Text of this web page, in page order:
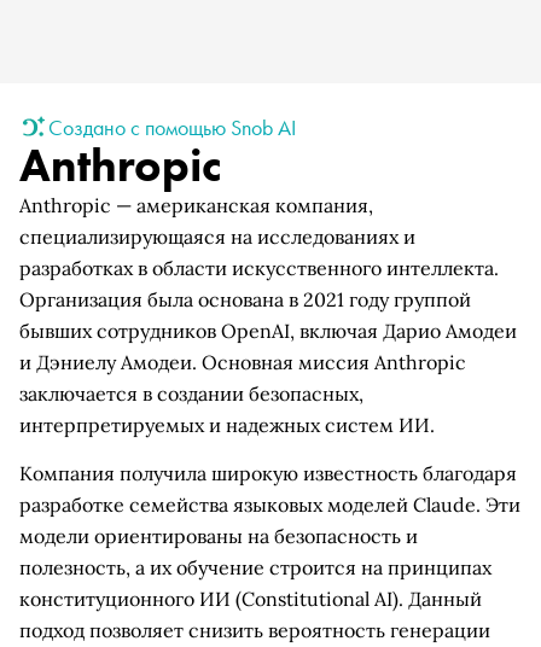
Создано с помощью Snob AI
Anthropic
Anthropic — американская компания,
специализирующаяся на исследованиях и
разработках в области искусственного интеллекта.
Организация была основана в 2021 году группой
бывших сотрудников OpenAI, включая Дарио Амодеи
и Дэниелу Амодеи. Основная миссия Anthropic
заключается в создании безопасных,
интерпретируемых и надежных систем ИИ.
Компания получила широкую известность благодаря
разработке семейства языковых моделей Claude. Эти
модели ориентированы на безопасность и
полезность, а их обучение строится на принципах
конституционного ИИ (Constitutional AI). Данный
подход позволяет снизить вероятность генерации